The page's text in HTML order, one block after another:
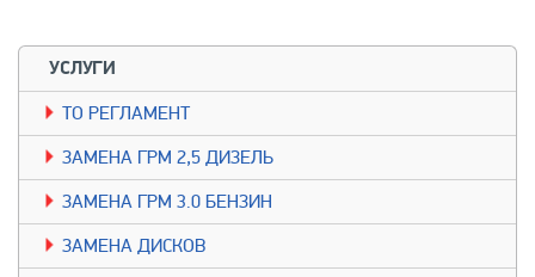
УСЛУГИ
TО РЕГЛАМЕНТ
ЗАМЕНА ГРМ 2,5 ДИЗЕЛЬ
ЗАМЕНА ГРМ 3.0 БЕНЗИН
ЗАМЕНА ДИСКОВ